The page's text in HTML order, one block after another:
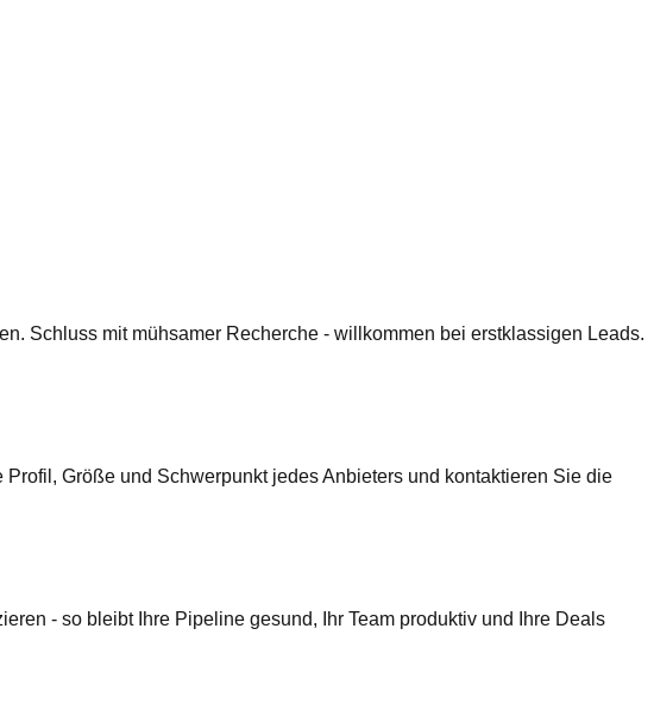
Schluss mit mühsamer Recherche - willkommen bei erstklassigen Leads.
Größe und Schwerpunkt jedes Anbieters und kontaktieren Sie die
- so bleibt Ihre Pipeline gesund, Ihr Team produktiv und Ihre Deals